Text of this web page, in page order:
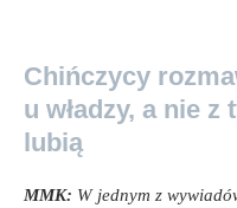
Chińczycy
u władzy, a nie
lubią
MMK: W jednym z